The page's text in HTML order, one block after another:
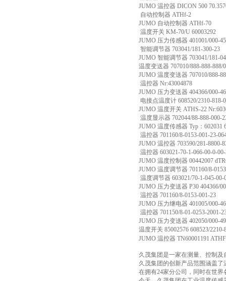
JUMO 温控器 DICON 500
自动控制器 ATHf-2
JUMO 自动控制器 ATHf-70
温度开关 KM-70/U 60003292
JUMO 压力传感器 401001/000-
智能调节器 703041/181-300-23
JUMO 智能调节器 703041/181-
温度变送器 707010/888-888-888/
JUMO 温度变送器 707010/888-
温控器 Nr:43004878
JUMO 压力变送器 404366/000-
电接点温度计 608520/2310-818-
JUMO 温度开关 ATHS-22
温度显示器 702044/88-888-000-
JUMO 温度传感器 Typ：602031
温控器 701160/8-0153-001-23-
JUMO 温控器 703590/281-8800-
温控器 603021-70-1-066-00-0-
JUMO 温度控制器 00442007
JUMO 温度调节器 701160/8-
温度调节器 603021/70-1-045-00-
JUMO 压力变送器 P30 404366/
温控器 701160/8-0153-001-23
JUMO 压力继电器 401005/000-
温控器 701150/8-01-0253-2001-
JUMO 压力变送器 402050/000-
温度开关 85002576 608523/
JUMO 温控器 TN60001191
久茂集团是一家在测量、控制
久茂集团的创新产品范围涵盖
在拥有24家分公司，同时在世